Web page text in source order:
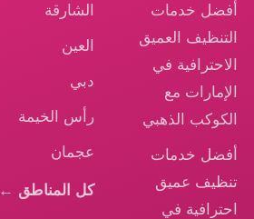
أفضل خدمات
التنظيف العميق
الاحترافية في
الإمارات مع
الكوكب الذهبي
أفضل خدمات
تنظيف عميق
احترافية في
الشارقة
العين
دبي
رأس الخيمة
عجمان
كل المناطق ←